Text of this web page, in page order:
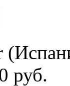
руб.